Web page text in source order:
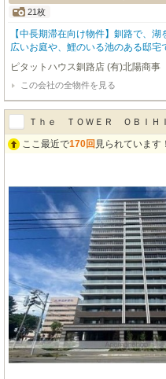
21枚
【中長期滞在向け物件】釧路で、
広いお庭や、鯉のいる池のある邸宅
時々、キタキツネやエゾシカなどが遊びに来きます
採湖ネイチャーセンターまで徒歩3
には目の前の春採湖で花火大会もあります。 ※当物件は家具家
物件です
ピタットハウス釧路店 (有)北陽商事
この会社の全物件を見る
Ｔｈｅ ＴＯＷＥＲ ＯＢＩＨ
ここ最近で170回 見られています！